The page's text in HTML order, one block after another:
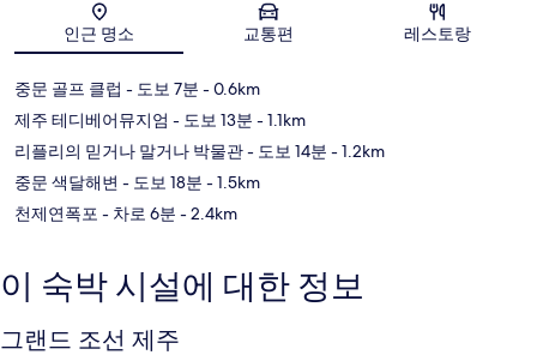
지도
인근 명소 교통편 레스토랑
중문 골프 클럽 - 도보 7분 - 0.6km
제주 테디베어뮤지엄 - 도보 13분 - 1.1km
리플리의 믿거나 말거나 박물관- 도보 14분 - 1.2km
중문 색달해변 - 도보 18분 - 1.5km
천제연폭포 - 차로 6분 - 2.4km
이 숙박 시설에 대한 정보
그랜드 조선 제주